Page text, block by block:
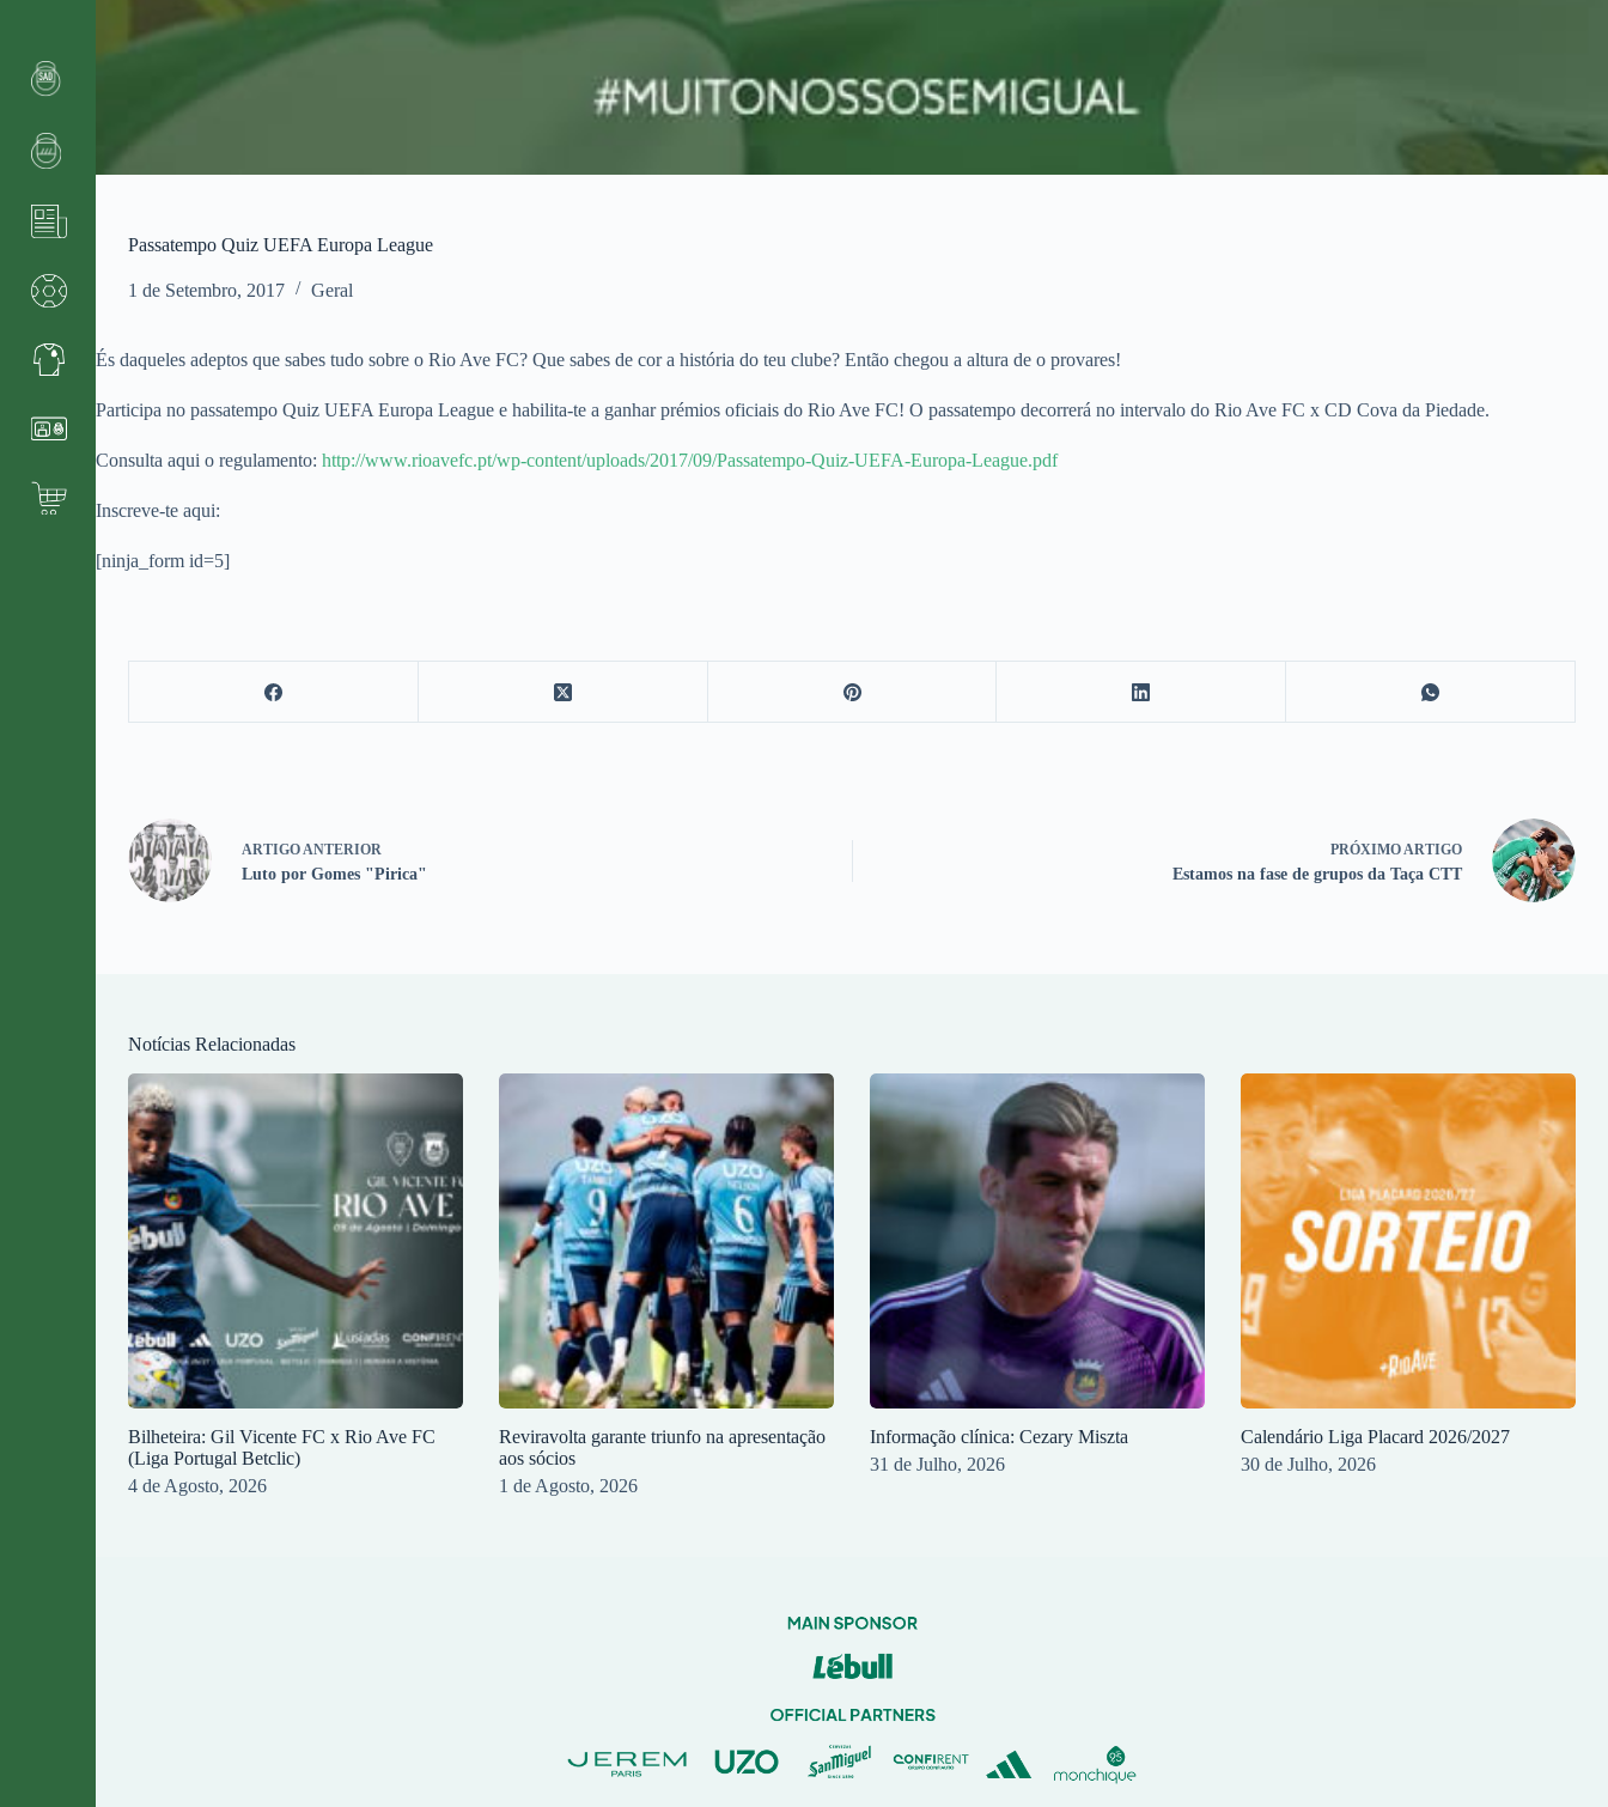
Passatempo Quiz UEFA Europa League
1 de Setembro, 2017 Geral
És daqueles adeptos que sabes tudo sobre o Rio Ave FC? Que sabes de cor a história do teu clube? Então chegou a altura de o provares!
Participa no passatempo Quiz UEFA Europa League e habilita-te a ganhar prémios oficiais do Rio Ave FC! O passatempo decorrerá no intervalo do Rio Ave FC x CD Cova da Piedade.
Consulta aqui o regulamento: http://www.rioavefc.pt/wp-content/uploads/2017/09/Passatempo-Quiz-UEFA-Europa-League.pdf
Inscreve-te aqui:
[ninja_form id=5]
ARTIGO ANTERIOR
Luto por Gomes "Pirica"
PRÓXIMO ARTIGO
Estamos na fase de grupos da Taça CTT
Notícias Relacionadas
Bilheteira: Gil Vicente FC x Rio Ave FC
(Liga Portugal Betclic)
4 de Agosto, 2026
Reviravolta garante triunfo na apresentação
aos sócios
1 de Agosto, 2026
Informação clínica: Cezary Miszta
31 de Julho, 2026
Calendário Liga Placard 2026/2027
30 de Julho, 2026